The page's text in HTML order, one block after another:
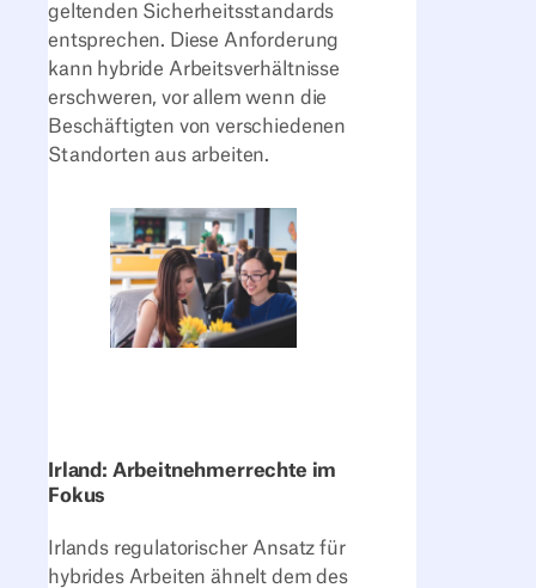
geltenden Sicherheitsstandards
entsprechen. Diese Anforderung
kann hybride Arbeitsverhältnisse
erschweren, vor allem wenn die
Beschäftigten von verschiedenen
Standorten aus arbeiten.
Irland: Arbeitnehmerrechte im
Fokus
Irlands regulatorischer Ansatz für
hybrides Arbeiten ähnelt dem des